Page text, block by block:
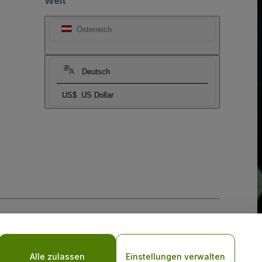
Österreich
Deutsch
US$ US Dollar
RichtlinieundDatenschutzrichtlinie für Mobilanwendungen
Alle zulassen Einstellungen verwalten